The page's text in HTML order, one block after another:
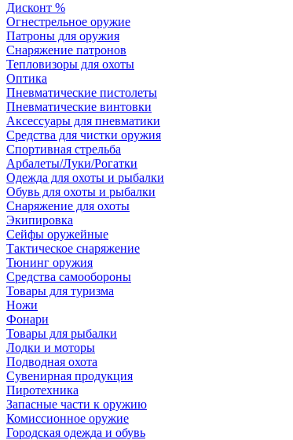
Дисконт %
Огнестрельное оружие
Патроны для оружия
Снаряжение патронов
Тепловизоры для охоты
Оптика
Пневматические пистолеты
Пневматические винтовки
Аксессуары для пневматики
Средства для чистки оружия
Спортивная стрельба
Арбалеты/Луки/Рогатки
Одежда для охоты и рыбалки
Обувь для охоты и рыбалки
Снаряжение для охоты
Экипировка
Сейфы оружейные
Тактическое снаряжение
Тюнинг оружия
Средства самообороны
Товары для туризма
Ножи
Фонари
Товары для рыбалки
Лодки и моторы
Подводная охота
Сувенирная продукция
Пиротехника
Запасные части к оружию
Комиссионное оружие
Городская одежда и обувь